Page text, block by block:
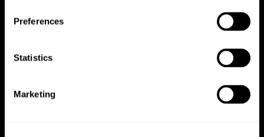
Preferences
Statistics
Marketing